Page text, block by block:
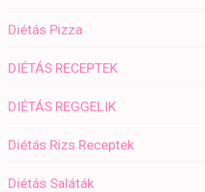
Diétás Pizza
DIÉTÁS RECEPTEK
DIÉTÁS REGGELIK
Diétás Rizs Receptek
Diétás Saláták